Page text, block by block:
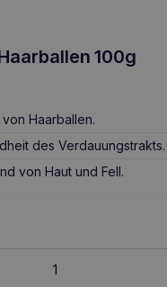
100g
Haarballen.
des Verdauungstrakts.
von Haut und Fell.